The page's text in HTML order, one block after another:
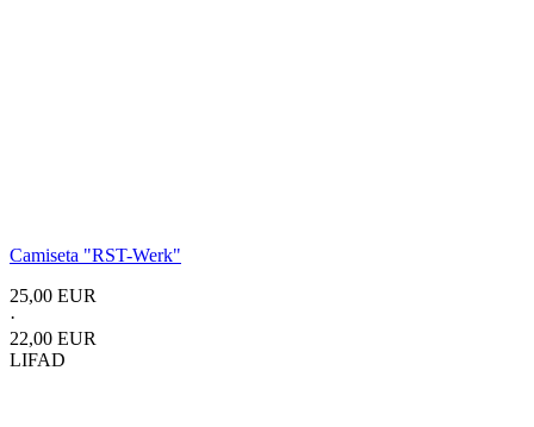
Camiseta "RST-Werk"
25,00 EUR
·
22,00 EUR
LIFAD